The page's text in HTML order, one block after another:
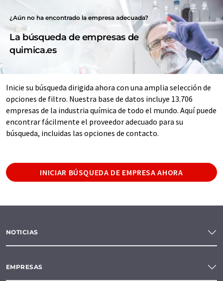
¿Aún no ha encontrado la empresa adecuada?
La búsqueda de empresas de
quimica.es
Inicie su búsqueda dirigida ahora con una amplia selección de
opciones de filtro. Nuestra base de datos incluye 13.706
empresas de la industria química de todo el mundo. Aquí puede
encontrar fácilmente el proveedor adecuado para su
búsqueda, incluidas las opciones de contacto.
INICIAR BÚSQUEDA DE EMPRESA AHORA
NOTICIAS
EMPRESAS